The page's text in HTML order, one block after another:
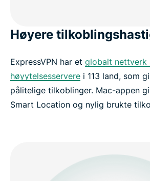
Høyere
ExpressVPN har et globalt nettverk
høyytelsesservere i 113 land, som
pålitelige tilkoblinger. Mac-appen
Smart Location og nylig brukte